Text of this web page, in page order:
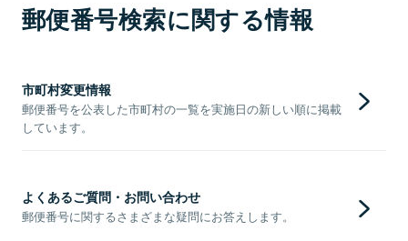
郵便番号検索に関する情報
市町村変更情報
郵便番号を公表した市町村の一覧を実施日の新しい順に掲載
しています。
よくあるご質問・お問い合わせ
郵便番号に関するさまざまな疑問にお答えします。